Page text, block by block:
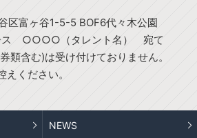
区富ヶ谷1-5-5 BOF6代々木公園
ス ○○○○（タレント名） 宛て
類含む)は受け付けておりません。
ください。
NEWS